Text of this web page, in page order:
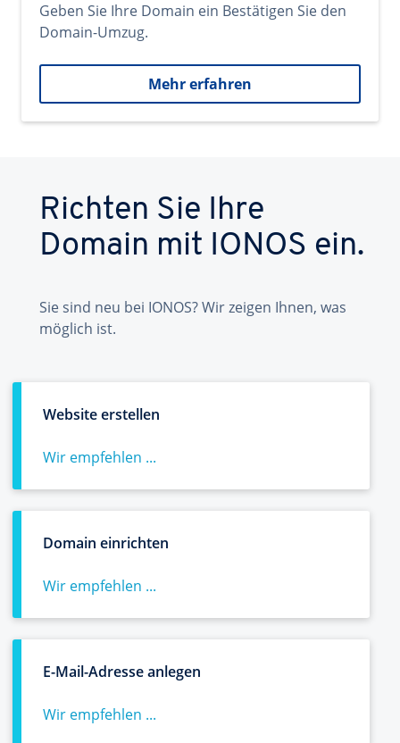
Geben Sie Ihre Domain ein Bestätigen Sie den
Domain-Umzug.
Mehr erfahren
Richten Sie Ihre
Domain mit IONOS ein.
Sie sind neu bei IONOS? Wir zeigen Ihnen, was
möglich ist.
Website erstellen
Wir empfehlen ...
Domain einrichten
Wir empfehlen ...
E-Mail-Adresse anlegen
Wir empfehlen ...